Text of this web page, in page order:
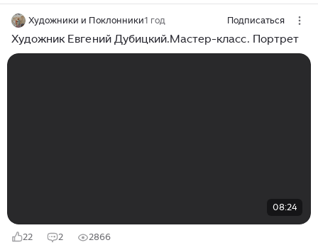
Художники и Поклонники1 год Подписаться
Художник Евгений Дубицкий.Мастер-класс. Портрет
08:24
22 2 2866